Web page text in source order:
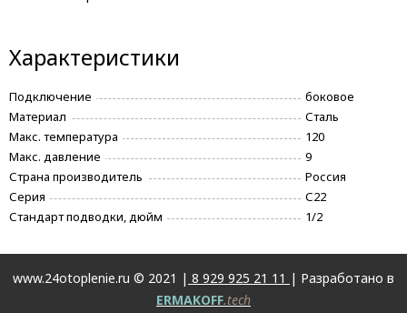
Характеристики
Подключение
боковое
Материал
Сталь
Макс. температура
120
Макс. давление
9
Страна производитель
Россия
Серия
С22
Стандарт подводки, дюйм
1/2
www.24otoplenie.ru © 2021 | 8 929 925 21 11 | Разработано в
ERMAKOFF.tech